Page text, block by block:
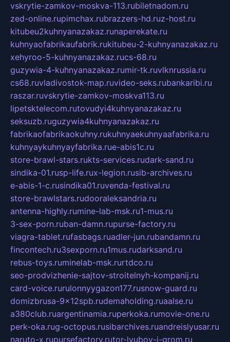
vskrytie-zamkov-moskva-113.rubiletnadom.ru
zed-online.rupimchax.rubrazzers-hd.ruz-host.ru
kitubeu2kuhnyanazakaz.runaperekate.ru
kuhnyaofabrikaufabrik.rukitubeu-2-kuhnyanazakaz.ru
xehyroo-5-kuhnyanazakaz.rucs-68.ru
guzywia-4-kuhnyanazakaz.rumir-tk.ruvlknrussia.ru
cs68.ruvladivostok-map.ruvideo-seks.rubankaribi.ru
raszar.ruvskrytie-zamkov-moskva113.ru
lipetsktelecom.rutovudyi4kuhnyanazakaz.ru
seksuzb.ruguzywia4kuhnyanazakaz.ru
fabrikaofabrikaokuhny.rukuhnyaekuhnyaafabrika.ru
kuhnyaykuhnyayfabrika.rue-abis1c.ru
store-brawl-stars.rukts-services.rudark-sand.ru
sindika-01.rusp-life.rux-legion.rusib-archives.ru
e-abis-1-c.rusindika01.ruvenda-festival.ru
store-brawlstars.rudooraleksandria.ru
antenna-highly.rumine-lab-msk.ru1-mus.ru
3-sex-porn.ruban-damn.rupurse-factory.ru
viagra-tablet.rufasbags.ruadler-jun.rubandamn.ru
fincontech.ru3sexporn.ru1mus.rudarksand.ru
rebus-toys.ruminelab-msk.rurtdco.ru
seo-prodvizhenie-sajtov-stroitelnyh-kompanij.ru
card-voice.rurulonnyygazon177.rusnow-guard.ru
domizbrusa-9x12spb.rudemaholding.ruaalse.ru
a380club.ruargentinamia.ruperkoka.rumovie-one.ru
perk-oka.rug-octopus.rusibarchives.ruandreislyusar.ru
naruto-x.rupursefactory.rutor-lyubov-i-grom.ru